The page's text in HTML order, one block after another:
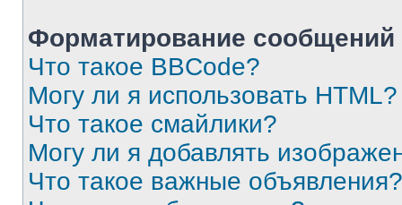
Форматирование
Что такое BBCode?
Могу ли я использовать HTML?
Что такое смайлики?
Могу ли я добавлять
Что такое важные объявления?